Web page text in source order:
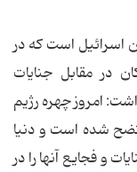
اسرائيل است كه در
در مقابل جنايات
امروز چهره رژيم
شده است و دنيا
و فجايع آنها را در